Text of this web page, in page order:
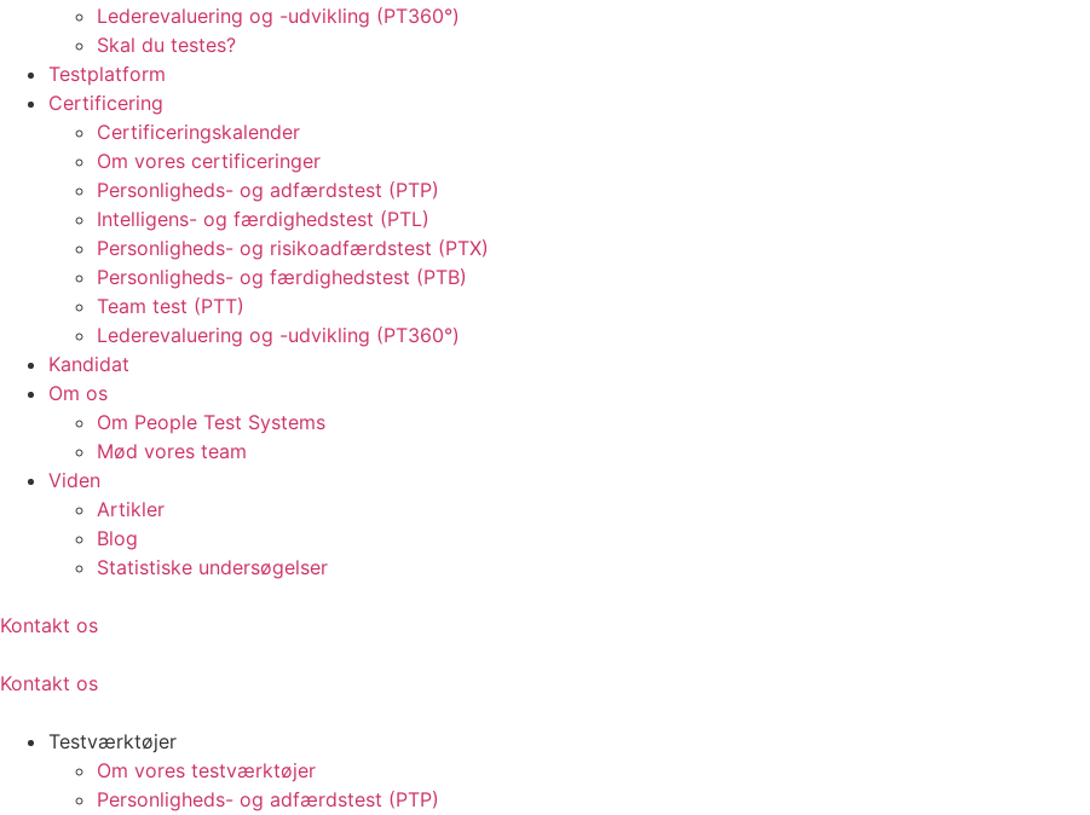
Lederevaluering og -udvikling (PT360°)
Skal du testes?
Testplatform
Certificering
Certificeringskalender
Om vores certificeringer
Personligheds- og adfærdstest (PTP)
Intelligens- og færdighedstest (PTL)
Personligheds- og risikoadfærdstest (PTX)
Personligheds- og færdighedstest (PTB)
Team test (PTT)
Lederevaluering og -udvikling (PT360°)
Kandidat
Om os
Om People Test Systems
Mød vores team
Viden
Artikler
Blog
Statistiske undersøgelser
Kontakt os
Kontakt os
Testværktøjer
Om vores testværktøjer
Personligheds- og adfærdstest (PTP)